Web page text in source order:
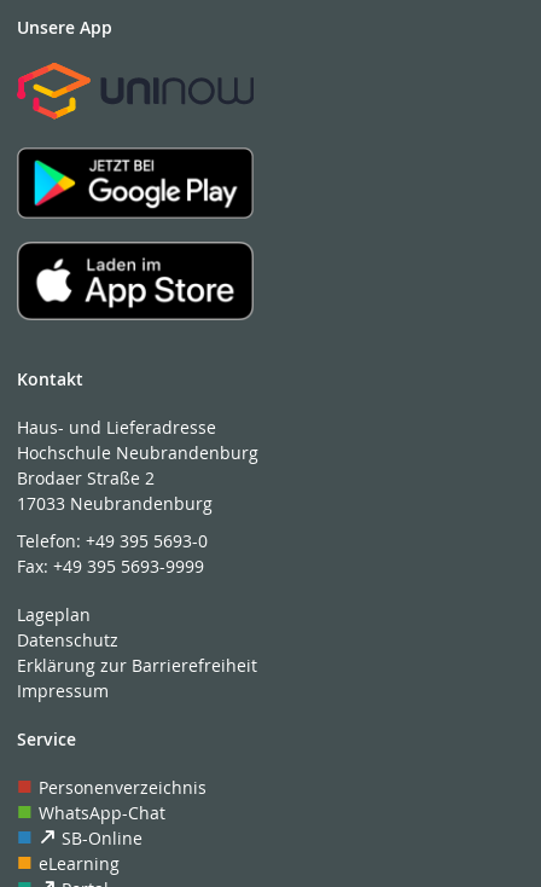
Unsere App
Kontakt
Haus- und Lieferadresse
Hochschule Neubrandenburg
Brodaer Straße 2
17033 Neubrandenburg
Telefon:+49 395 5693-0
Fax:+49 395 5693-9999
Lageplan
Datenschutz
Erklärung zur Barrierefreiheit
Impressum
Service
Personenverzeichnis
WhatsApp-Chat
SB-Online
eLearning